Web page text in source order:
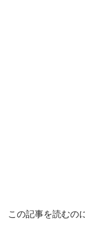
この記事を読むの